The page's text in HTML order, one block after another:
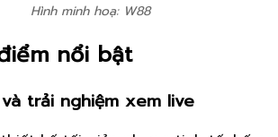
Hình minh hoạ: W88
nổi bật
và trải nghiệm xem live